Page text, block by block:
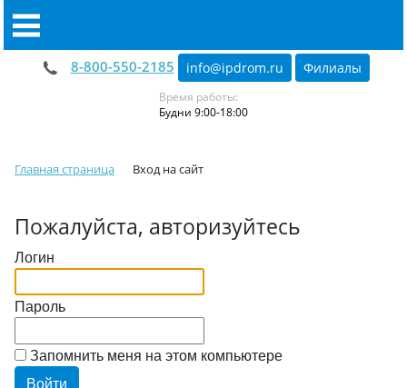
8-800-550-2185 info@ipdrom.ru Филиалы
Время работы:
Будни 9:00-18:00
Главная страница Вход на сайт
Пожалуйста, авторизуйтесь
Логин
Пароль
Запомнить меня на этом компьютере